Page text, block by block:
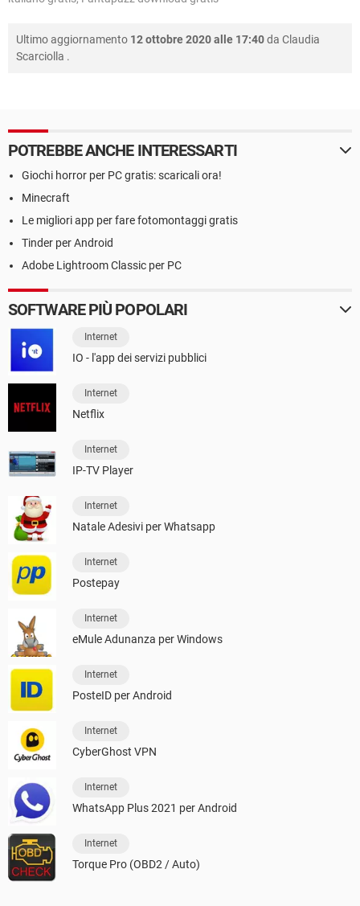
Ultimo aggiornamento 12 ottobre 2020 alle 17:40da Claudia
Scarciolla .
POTREBBE ANCHE INTERESSARTI
Giochi horror per PC gratis: scaricali ora!
Minecraft
Le migliori app per fare fotomontaggi gratis
Tinder per Android
Adobe Lightroom Classic per PC
SOFTWARE PIÙ POPOLARI
Internet
IO - l'app dei servizi pubblici
Internet
Netflix
Internet
IP-TV Player
Internet
Natale Adesivi per Whatsapp
Internet
Postepay
Internet
eMule Adunanza per Windows
Internet
PosteID per Android
Internet
CyberGhost VPN
Internet
WhatsApp Plus 2021 per Android
Internet
Torque Pro (OBD2 / Auto)